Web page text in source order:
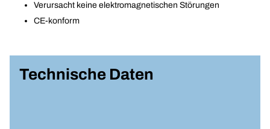
Verursacht keine elektromagnetischen Störungen
CE-konform
Technische Daten